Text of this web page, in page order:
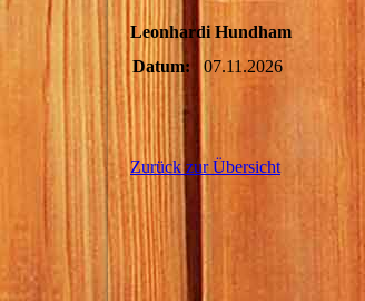
Leonhardi Hundham
Datum:
07.11.2026
Zurück zur Übersicht